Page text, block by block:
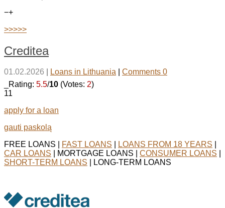
−+
>>>>>
Creditea
01.02.2026 Loans in Lithuania
Comments 0
_Rating: 5.5/10 (Votes: 2)
11
apply for a loan
gauti paskolą
FREE LOANS |
FAST LOANS LOANS FROM 18 YEARS
CAR LOANS | MORTGAGE LOANS | CONSUMER LOANS
SHORT-TERM LOANS | LONG-TERM LOANS